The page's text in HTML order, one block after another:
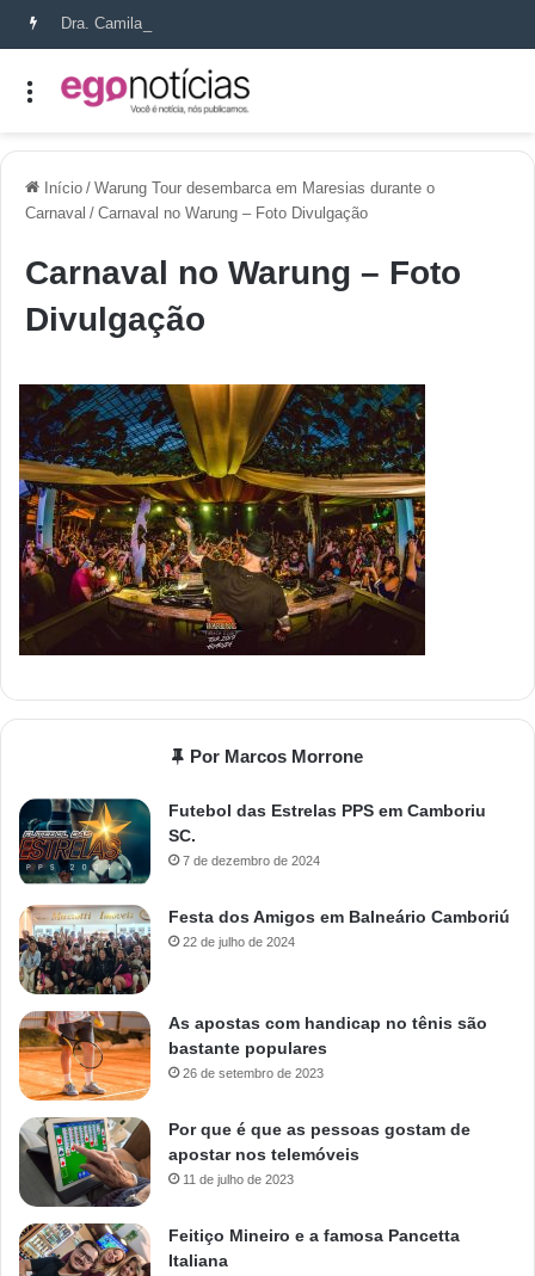
Início / Warung Tour desembarca em Maresias durante o
Carnaval / Carnaval no Warung – Foto Divulgação
Carnaval no Warung – Foto
Divulgação
Por Marcos Morrone
Futebol das Estrelas PPS em Camboriu
SC.
7 de dezembro de 2024
Festa dos Amigos em Balneário Camboriú
22 de julho de 2024
As apostas com handicap no tênis são
bastante populares
26 de setembro de 2023
Por que é que as pessoas gostam de
apostar nos telemóveis
11 de julho de 2023
Feitiço Mineiro e a famosa Pancetta
Italiana